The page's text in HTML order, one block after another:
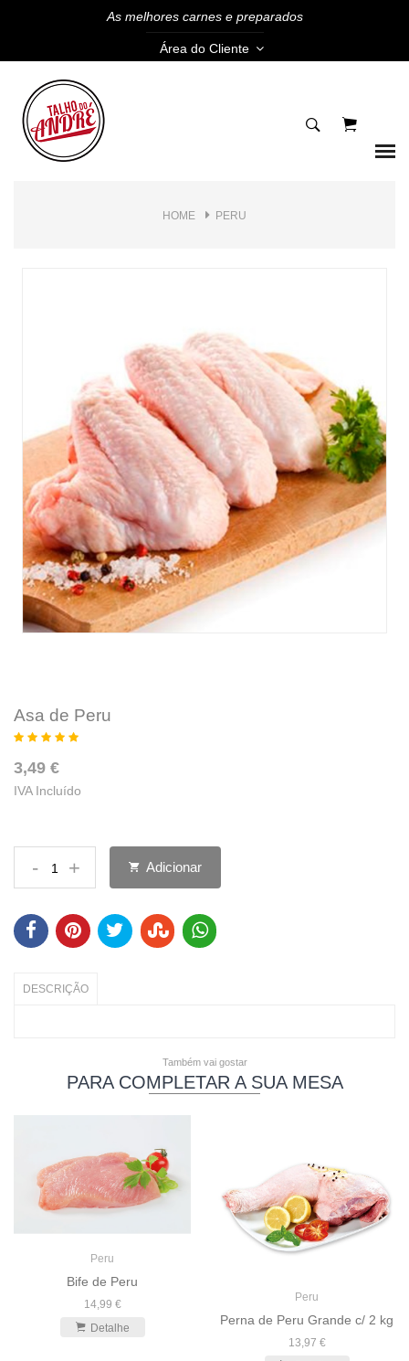
As melhores carnes e preparados
Área do Cliente
HOME PERU
Asa de Peru
3,49 €
IVA Incluído
- + Adicionar
DESCRIÇÃO
Também vai gostar
PARA COMPLETAR A SUA MESA
Peru
Bife de Peru
14,99 €
Detalhe
Peru
Perna de Peru Grande c/ 2 kg
13,97 €